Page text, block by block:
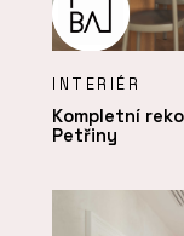
INTERIÉR
Kompletní
Petřiny